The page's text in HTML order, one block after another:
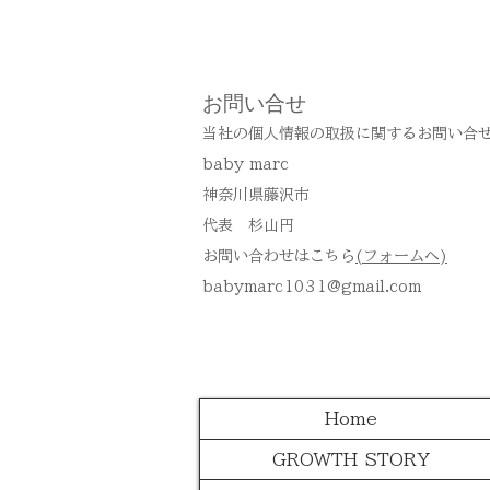
お問い合せ
当社の個人情報の取扱に関するお問い合
baby marc
神奈川県藤沢市
代表 杉山円
お問い合わせはこちら (フォームへ)
babymarc1031@gmail.com
Home
GROWTH STORY